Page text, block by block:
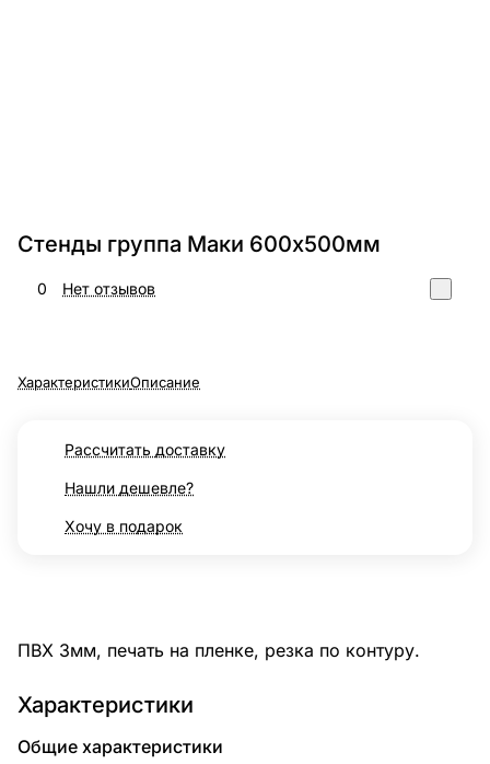
Стенды группа Маки 600х500мм
0 Нет отзывов
ХарактеристикиОписание
Рассчитать доставку
Нашли дешевле?
Хочу в подарок
ПВХ 3мм, печать на пленке, резка по контуру.
Характеристики
Общие характеристики